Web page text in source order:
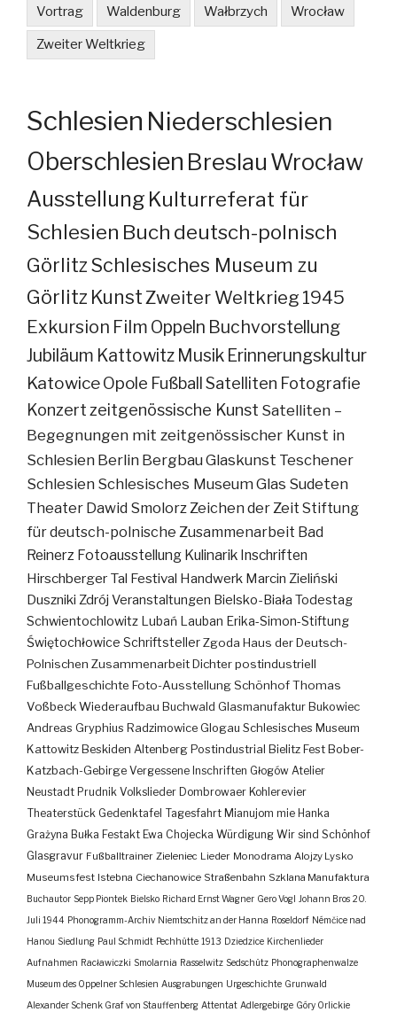
Vortrag Waldenburg Wałbrzych Wrocław
Zweiter Weltkrieg
Schlesien Niederschlesien
Oberschlesien Breslau Wrocław
Ausstellung Kulturreferat für
Schlesien Buch deutsch-polnisch
GörlitzSchlesisches Museum zu
Görlitz KunstZweiter Weltkrieg 1945
Exkursion Film Oppeln Buchvorstellung
Jubiläum Kattowitz Musik Erinnerungskultur
KatowiceOpole FußballSatelliten Fotografie
Konzertzeitgenössische Kunst Satelliten –
Begegnungen mit zeitgenössischer Kunst in
Schlesien Berlin BergbauGlaskunst Teschener
Schlesien Schlesisches MuseumGlas Sudeten
Theater Dawid SmolorzZeichen der Zeit Stiftung
für deutsch-polnische Zusammenarbeit Bad
Reinerz Fotoausstellung Kulinarik Inschriften
Hirschberger Tal Festival Handwerk Marcin Zieliński
Duszniki Zdrój Veranstaltungen Bielsko-Biała Todestag
Schwientochlowitz Lubań Lauban Erika-Simon-Stiftung
Świętochłowice SchriftstellerZgoda Haus der Deutsch-
Polnischen ZusammenarbeitDichterpostindustriell
Fußballgeschichte Foto-AusstellungSchönhofThomas
VoßbeckWiederaufbau Buchwald Glasmanufaktur Bukowiec
Andreas Gryphius Radzimowice Glogau Schlesisches Museum
Kattowitz Beskiden Altenberg Postindustrial Bielitz Fest Bober-
Katzbach-Gebirge Vergessene Inschriften Głogów Atelier
Neustadt Prudnik Volkslieder Dombrowaer Kohlerevier
Theaterstück Gedenktafel Tagesfahrt Mianujom mie Hanka
Grażyna Bułka Festakt Ewa Chojecka Würdigung Wir sind Schönhof
Glasgravur Fußballtrainer Zieleniec Lieder Monodrama Alojzy Lysko
Museumsfest Istebna Ciechanowice Straßenbahn Szklana Manufaktura
Buchautor Sepp Piontek Bielsko Richard Ernst Wagner Gero Vogl Johann Bros 20.
Juli 1944 Phonogramm-Archiv Niemtschitz an der Hanna Roseldorf Némčice nad
Hanou Siedlung Paul Schmidt Pechhütte 1913 Dziedzice Kirchenlieder
Aufnahmen Racławiczki Smolarnia Rasselwitz Sedschütz Phonographenwalze
Museum des Oppelner Schlesien Ausgrabungen Urgeschichte Grunwald
Alexander Schenk Graf von Stauffenberg Attentat Adlergebirge Góry Orlickie